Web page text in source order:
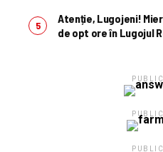
Atenție, Lugojeni!
de opt ore în Lugojul